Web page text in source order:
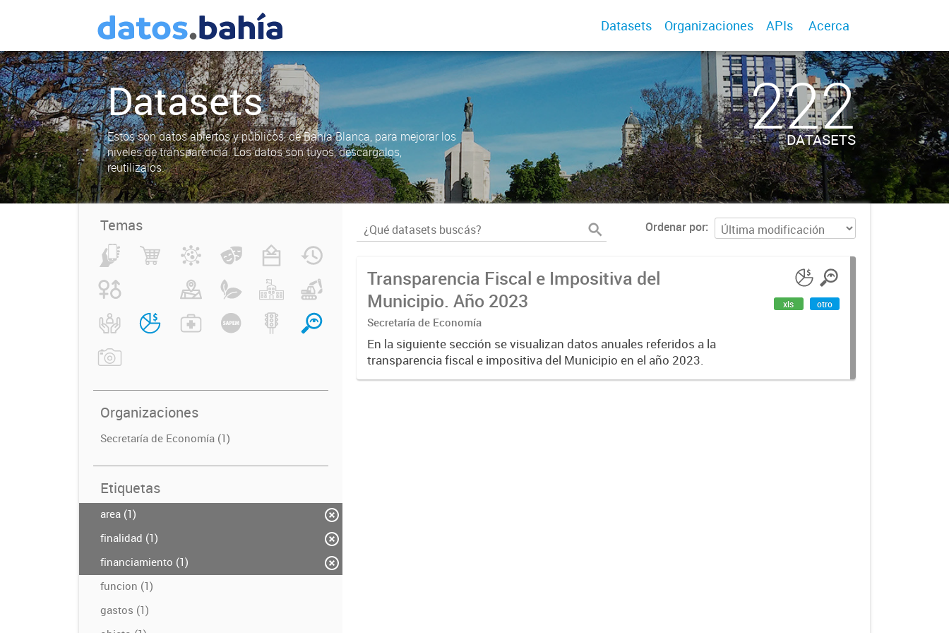
Datasets Organizaciones APIs Acerca
Datasets
Estos son datos abiertos y públicos, de Bahía Blanca, para mejorar los
niveles de transparencia. Los datos son tuyos, descargalos,
reutilizalos.
222
DATASETS
Temas
Organizaciones
Secretaría de Economía (1)
Etiquetas
area (1)
finalidad (1)
financiamiento (1)
funcion (1)
gastos (1)
Ordenar por
Transparencia Fiscal e Impositiva del
Municipio. Año 2023
Secretaría de Economía
En la siguiente sección se visualizan datos anuales referidos a la
transparencia fiscal e impositiva del Municipio en el año 2023.
xls otro